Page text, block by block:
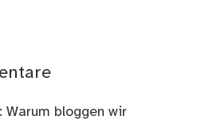
Warum bloggen wir